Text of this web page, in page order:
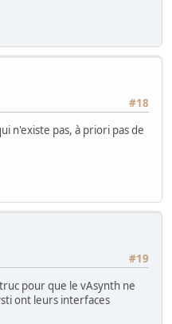
#18
n'existe pas, à priori pas de
#19
pour que le vAsynth ne
ont leurs interfaces